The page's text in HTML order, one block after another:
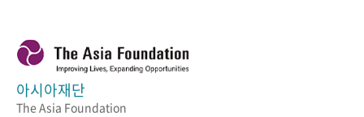
아시아재단
The Asia Foundation